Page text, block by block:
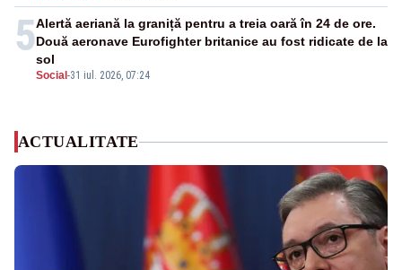
5
Social -31 iul. 2026, 07:24
Alertă aeriană la graniță pentru a treia oară în 24 de ore.
Două aeronave Eurofighter britanice au fost ridicate de la
sol
ACTUALITATE